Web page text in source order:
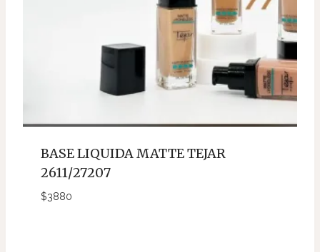
BASE LIQUIDA MATTE TEJAR
2611/27207
$3880